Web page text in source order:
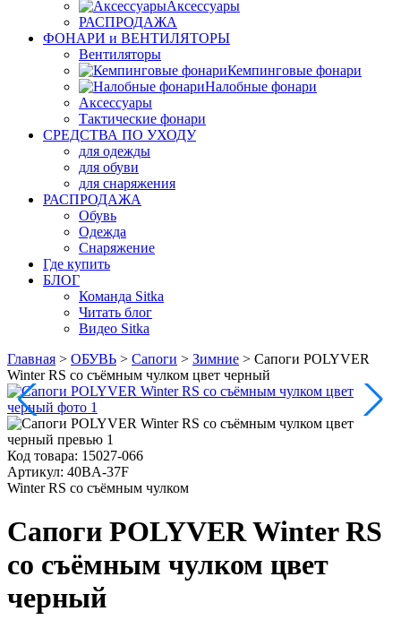
Аксессуары
РАСПРОДАЖА
ФОНАРИ и ВЕНТИЛЯТОРЫ
Вентиляторы
Кемпинговые фонари
Налобные фонари
Аксессуары
Тактические фонари
СРЕДСТВА ПО УХОДУ
для одежды
для обуви
для снаряжения
РАСПРОДАЖА
Обувь
Одежда
Снаряжение
Где купить
БЛОГ
Команда Sitka
Читать блог
Видео Sitka
Главная > ОБУВЬ > Сапоги > Зимние > Сапоги POLYVER
Winter RS со съёмным чулком цвет черный
Код товара: 15027-066
Артикул: 40BA-37F
Winter RS со съёмным чулком
Сапоги POLYVER Winter RS
со съёмным чулком цвет
черный